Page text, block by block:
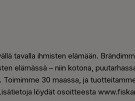
tavalla ihmisten elämään.
elämässä – niin kotona,
30 maassa, ja
löydät osoitteesta